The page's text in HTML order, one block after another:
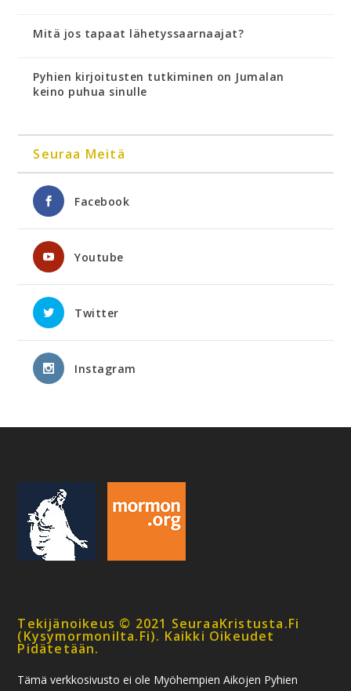
Mitä jos tapaat lähetyssaarnaajat?
Pyhien kirjoitusten tutkiminen on Jumalan
keino puhua sinulle
Seuraa Meitä
Facebook
Youtube
Twitter
Instagram
Tekijänoikeus © 2021 SeuraaKristusta.fi
(kysymormonilta.fi). Kaikki Oikeudet
Pidätetään.
Tämä verkkosivusto ei ole Myöhempien Aikojen Pyhien